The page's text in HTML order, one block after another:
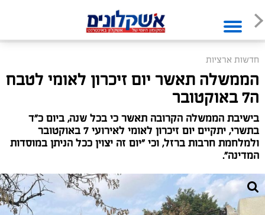
חדשות ארציות
הממשלה תאשר יום זיכרון לאומי לטבח
ה7 באוקטובר
בישיבת הממשלה הקרובה תאשר כי בכל שנה, ביום כ"ד
בתשרי, יתקיים יום זיכרון לאומי לאירועי 7 באוקטובר
ולמלחמת חרבות ברזל, וכי "יום זה יצוין ככל הניתן במוסדות
המדינה".